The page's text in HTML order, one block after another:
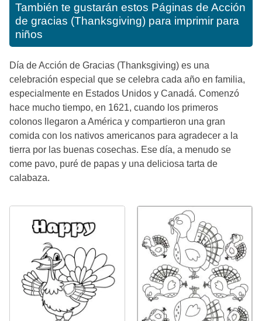
También te gustarán estos Páginas de Acción
de gracias (Thanksgiving) para imprimir para
niños
Día de Acción de Gracias (Thanksgiving) es una
celebración especial que se celebra cada año en familia,
especialmente en Estados Unidos y Canadá. Comenzó
hace mucho tiempo, en 1621, cuando los primeros
colonos llegaron a América y compartieron una gran
comida con los nativos americanos para agradecer a la
tierra por las buenas cosechas. Ese día, a menudo se
come pavo, puré de papas y una deliciosa tarta de
calabaza.